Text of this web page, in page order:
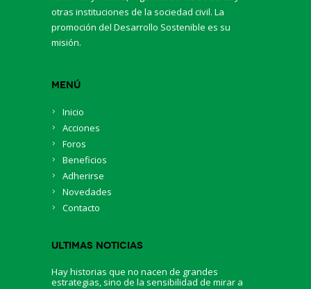
otras instituciones de la sociedad civil. La
promoción del Desarrollo Sostenible es su
misión.
Menú
Inicio
Acciones
Foros
Beneficios
Adherirse
Novedades
Contacto
Ultimas Noticias
Hay historias que no nacen de grandes
estrategias, sino de la sensibilidad de mirar a